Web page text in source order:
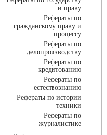
и праву
Рефераты по
гражданскому праву и
процессу
Рефераты по
делопроизводству
Рефераты по
кредитованию
Рефераты по
естествознанию
Рефераты по истории
техники
Рефераты по
журналистике